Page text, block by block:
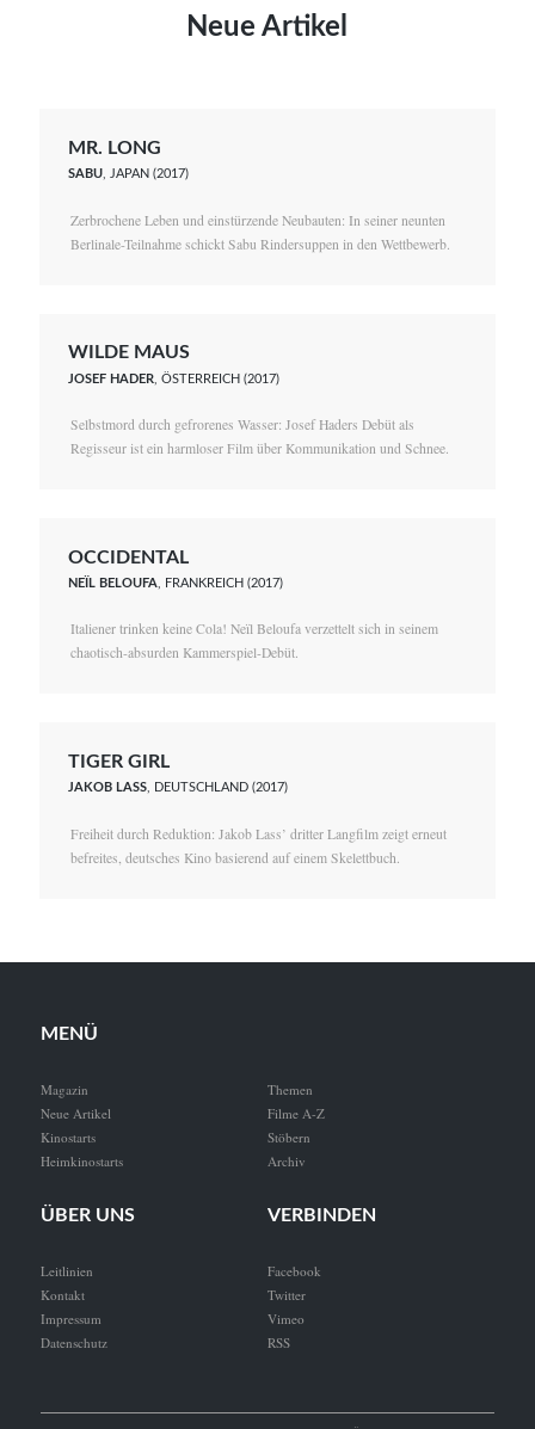
Neue Artikel
MR. LONG
SABU, JAPAN (2017)
Zerbrochene Leben und einstürzende Neubauten: In seiner neunten
Berlinale-Teilnahme schickt Sabu Rindersuppen in den Wettbewerb.
WILDE MAUS
JOSEF HADER , ÖSTERREICH (2017)
Selbstmord durch gefrorenes Wasser: Josef Haders Debüt als
Regisseur ist ein harmloser Film über Kommunikation und Schnee.
OCCIDENTAL
NEÏL BELOUFA , FRANKREICH (2017)
Italiener trinken keine Cola! Neïl Beloufa verzettelt sich in seinem
chaotisch-absurden Kammerspiel-Debüt.
TIGER GIRL
JAKOB LASS, DEUTSCHLAND (2017)
Freiheit durch Reduktion: Jakob Lass’ dritter Langfilm zeigt erneut
befreites, deutsches Kino basierend auf einem Skelettbuch.
MENÜ
Magazin
Neue Artikel
Kinostarts
Heimkinostarts
Themen
Filme A-Z
Stöbern
Archiv
ÜBER UNS
Leitlinien
Kontakt
Impressum
Datenschutz
VERBINDEN
Facebook
Twitter
Vimeo
RSS